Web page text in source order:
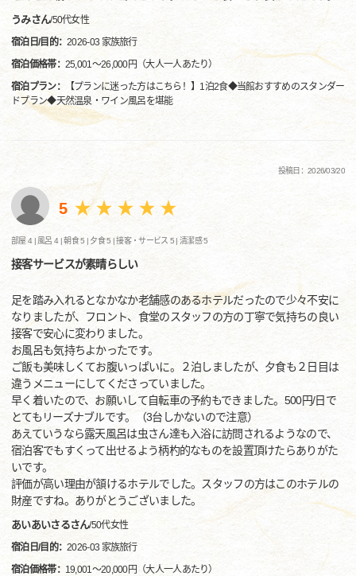
うみさん/50代女性
宿泊日/目的：2026-03 家族旅行
宿泊価格帯： 25,001～26,000円（大人一人あたり）
宿泊プラン：
【プランに迷った方はこちら！】1泊2食◆当館おすすめのスタンダー
ドプラン◆天然温泉・ワイン風呂を堪能
投稿日：2026/03/20
5
部屋 4 | 風呂 4 |朝食 5 | 夕食 5 |接客・サービス 5 |清潔感 5
接客サービスが素晴らしい
足を踏み入れるとなかなか老舗感のあるホテルだったので少々不安に
なりましたが、フロント、食堂のスタッフの方の丁寧で気持ちの良い
接客で安心に変わりました。
お風呂も気持ちよかったです。
ご飯も美味しくてお腹いっぱいに。２泊しましたが、夕食も２日目は
違うメニューにしてくださっていました。
早く着いたので、お願いして自転車の予約もできました。500円/日で
とてもリーズナブルです。（3台しかないので注意）
あえていうなら露天風呂は虫さん達も入浴に訪問されるようなので、
宿泊客でもすくって出せるよう柄杓的なものを設置頂けたらありがた
いです。
評価が高い理由が頷けるホテルでした。スタッフの方はこのホテルの
財産ですね。ありがとうございました。
あいあいさるさん/50代女性
宿泊日/目的：2026-03 家族旅行
宿泊価格帯： 19,001～20,000円（大人一人あたり）